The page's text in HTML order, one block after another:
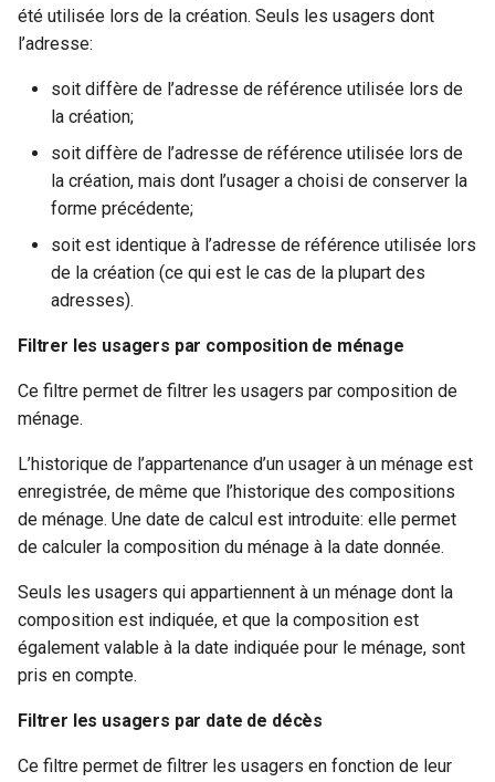
Filtrer les usagers sans
composition de ménage (ni
ménage)
usagers
Grouper les usagers par
composition familiale
Grouper les usagers par
Grouper les usagers par
nationalité
Grouper les usagers par
pays de naissance
Grouper les usagers par
Grouper les usagers par
centre
zone géographique (sur
base de l’adresse)
été utilisée lors de la création. Seuls les usagers dont
l’adresse:
soit diffère de l’adresse de référence utilisée lors de
la création;
soit diffère de l’adresse de référence utilisée lors de
la création, mais dont l’usager a choisi de conserver la
forme précédente;
soit est identique à l’adresse de référence utilisée lors
de la création (ce qui est le cas de la plupart des
adresses).
Filtrer les usagers par composition de ménage
Ce filtre permet de filtrer les usagers par composition de
ménage.
L’historique de l’appartenance d’un usager à un ménage est
enregistrée, de même que l’historique des compositions
de ménage. Une date de calcul est introduite: elle permet
de calculer la composition du ménage à la date donnée.
Seuls les usagers qui appartiennent à un ménage dont la
composition est indiquée, et que la composition est
également valable à la date indiquée pour le ménage, sont
pris en compte.
Filtrer les usagers par date de décès
Ce filtre permet de filtrer les usagers en fonction de leur